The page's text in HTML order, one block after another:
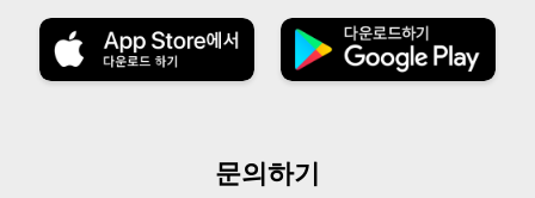
문의하기